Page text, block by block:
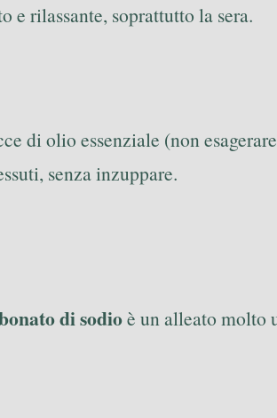
e rilassante, soprattutto la sera.
di olio essenziale (non
senza inzuppare.
di sodioè un alleato molto